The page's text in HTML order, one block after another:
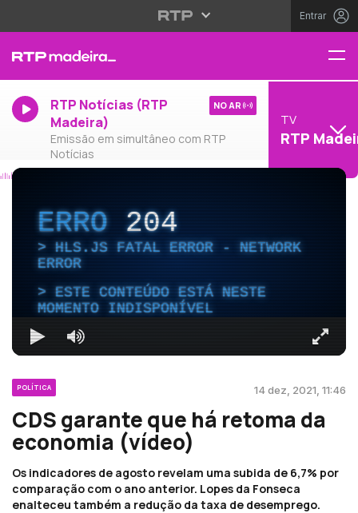
Entrar
RTP Notícias (RTP
Madeira)
Emissão em simultâneo com RTP
Notícias
NO AR
TV
RTP
ERRO204
HLS.JS FATAL ERROR - NETWORK
ERROR
ESTE CONTEÚDO ESTÁ NESTE
MOMENTO INDISPONÍVEL
POLÍTICA 14 dez, 2021, 11:46
CDS garante que há retoma da
economia (vídeo)
Os indicadores de agosto revelam uma subida de 6,7% por
comparação com o ano anterior. Lopes da Fonseca
enalteceu também a redução da taxa de desemprego.